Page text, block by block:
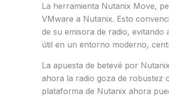
La herramienta Nutanix Move,
VMware a Nutanix. Esto
de su emisora de radio,
útil en un entorno moderno,
La apuesta de betevé por
ahora la radio goza de robustez
plataforma de Nutanix ahora